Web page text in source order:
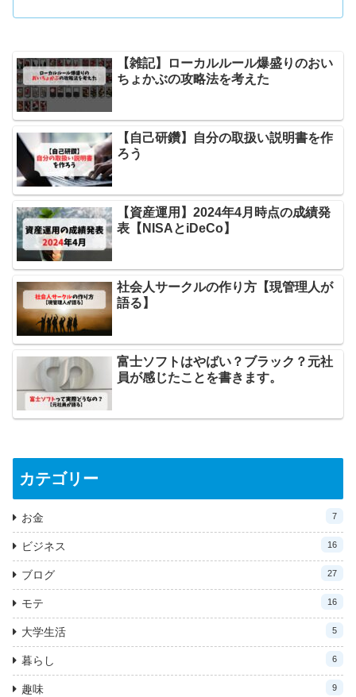
【雑記】ローカルルール爆盛りのおい
ちょかぶの攻略法を考えた
【自己研鑽】自分の取扱い説明書を作
ろう
【資産運用】2024年4月時点の成績発
表【NISAとiDeCo】
社会人サークルの作り方【現管理人が
語る】
富士ソフトはやばい？ブラック？元社
員が感じたことを書きます。
カテゴリー
お金 7
ビジネス 16
ブログ 27
モテ 16
大学生活 5
暮らし 6
趣味 9